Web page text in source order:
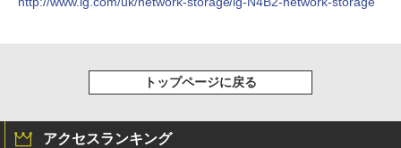
トップページに戻る
アクセスランキング